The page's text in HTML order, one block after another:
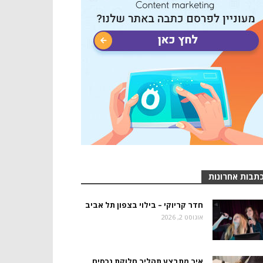
אחרונות
חדר קריוקי – בילוי בצפון תל אביב
אוגוסט 2, 2026